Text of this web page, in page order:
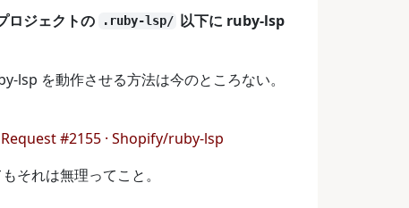
ロジェクトの .ruby-lsp/ 以下に ruby-lsp
lsp を動作させる方法は今のところない。
#2155 · Shopify/ruby-lsp
それは無理ってこと。